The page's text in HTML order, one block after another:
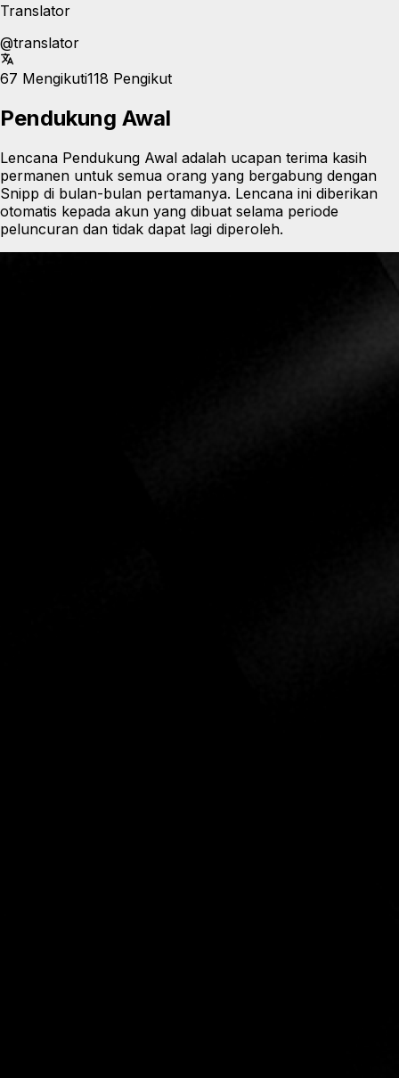
Translator
@translator
67 Mengikuti118 Pengikut
Pendukung Awal
Lencana Pendukung Awal adalah ucapan terima kasih
permanen untuk semua orang yang bergabung dengan
Snipp di bulan-bulan pertamanya. Lencana ini diberikan
otomatis kepada akun yang dibuat selama periode
peluncuran dan tidak dapat lagi diperoleh.